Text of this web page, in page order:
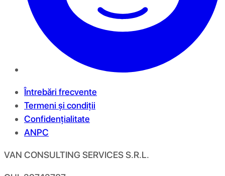
Întrebări frecvente
Termeni și condiții
Confidențialitate
ANPC
VAN CONSULTING SERVICES S.R.L.